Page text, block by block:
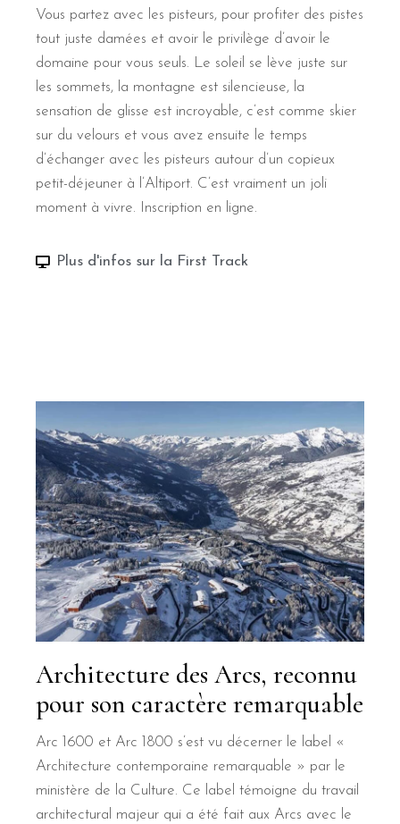
Vous partez avec les pisteurs, pour profiter des pistes
tout juste damées et avoir le privilège d’avoir le
domaine pour vous seuls. Le soleil se lève juste sur
les sommets, la montagne est silencieuse, la
sensation de glisse est incroyable, c’est comme skier
sur du velours et vous avez ensuite le temps
d’échanger avec les pisteurs autour d’un copieux
petit-déjeuner à l’Altiport. C’est vraiment un joli
moment à vivre. Inscription en ligne.
Plus d'infos sur la First Track
Architecture des Arcs, reconnu
pour son caractère remarquable
Arc 1600 et Arc 1800 s’est vu décerner le label «
Architecture contemporaine remarquable » par le
ministère de la Culture. Ce label témoigne du travail
architectural majeur qui a été fait aux Arcs avec le